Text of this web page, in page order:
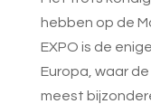
hebben op de
EXPO is de
Europa, waar
meest